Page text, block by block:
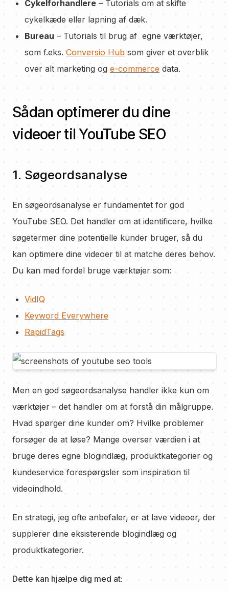
Cykelforhandlere – Tutorials om at skifte
cykelkæde eller lapning af dæk.
Bureau – Tutorials til brug af egne værktøjer,
som f.eks. Conversio Hub som giver et overblik
over alt marketing og e-commerce data.
Sådan optimerer du dine
videoer til YouTube SEO
1. Søgeordsanalyse
En søgeordsanalyse er fundamentet for god
YouTube SEO. Det handler om at identificere, hvilke
søgetermer dine potentielle kunder bruger, så du
kan optimere dine videoer til at matche deres behov.
Du kan med fordel bruge værktøjer som:
VidIQ
Keyword Everywhere
RapidTags
Men en god søgeordsanalyse handler ikke kun om
værktøjer – det handler om at forstå din målgruppe.
Hvad spørger dine kunder om? Hvilke problemer
forsøger de at løse? Mange overser værdien i at
bruge deres egne blogindlæg, produktkategorier og
kundeservice forespørgsler som inspiration til
videoindhold.
En strategi, jeg ofte anbefaler, er at lave videoer, der
supplerer dine eksisterende blogindlæg og
produktkategorier.
Dette kan hjælpe dig med at: